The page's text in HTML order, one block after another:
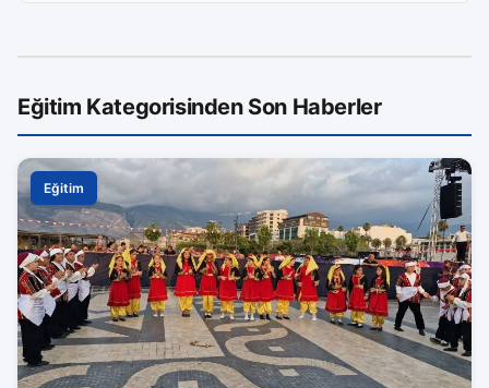
Eğitim Kategorisinden Son Haberler
Eğitim